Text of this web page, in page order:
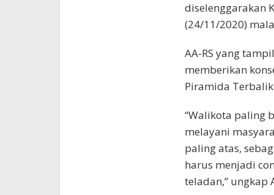
diselenggarakan
(24/11/2020)
AA-RS yang
memberikan
Piramida
“Walikota paling
melayani
paling atas,
harus menjadi
teladan,” ungkap